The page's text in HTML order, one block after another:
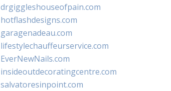
drgiggleshouseofpain.com
hotflashdesigns.com
garagenadeau.com
lifestylechauffeurservice.com
EverNewNails.com
insideoutdecoratingcentre.com
salvatoresinpoint.com